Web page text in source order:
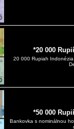
*20 000
20 000 Rupiah
*50 000
Bankovka s nominálnou